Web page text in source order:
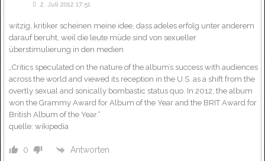
2. Juli 2012 17:51
witzig, kritiker scheinen meine idee, dass adeles erfolg unter anderem
darauf beruht, weil die leute müde sind von sexueller
überstimulierung in den medien
„Critics speculated on the nature of the album’s success with audiences
across the world and viewed its reception in the U.S. as a shift from the
overtly sexual and sonically bombastic status quo. In 2012, the album
won the Grammy Award for Album of the Year and the BRIT Award for
British Album of the Year.“
quelle: wikipedia
0 Antworten